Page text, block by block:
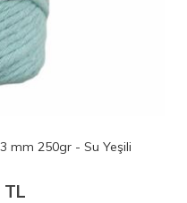
H38 - Büklüm